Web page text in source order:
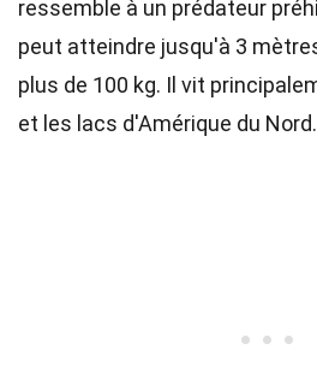
ressemble à un prédateur
peut atteindre jusqu'à 3
plus de 100 kg. Il vit
et les lacs d'Amérique du Nord.